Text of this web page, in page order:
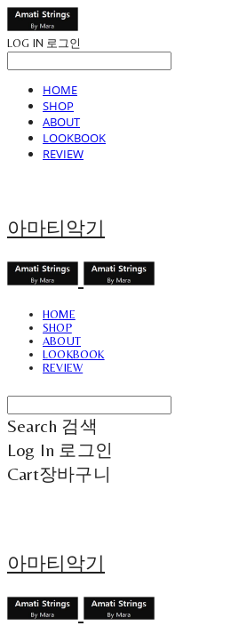
LOG IN 로그인
HOME
SHOP
ABOUT
LOOKBOOK
REVIEW
아마티악기
HOME
SHOP
ABOUT
LOOKBOOK
REVIEW
Search 검색
Log In 로그인
Cart장바구니
아마티악기